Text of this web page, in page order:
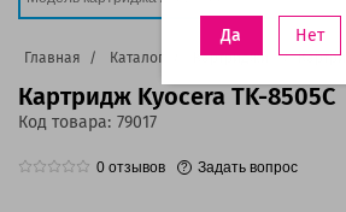
Да Нет
Главная Каталог Картриджи
Картридж Kyocera TK-8505C
Код товара: 79017
0 отзывов Задать вопрос